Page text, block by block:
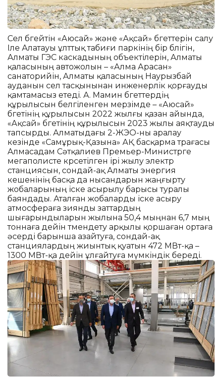
Сел бөгейтін «Аюсай» және «Ақсай» бөгеттерін салу
Іле Алатауы ұлттық табиғи паркінің бір бөлігін,
Алматы ГЭС каскадының объектілерін, Алматы
қаласының автожолын – «Алма Арасан»
санаторийін, Алматы қаласының Наурызбай
ауданын сел тасқынынан инженерлік қорғауды
қамтамасыз етеді. А. Мамин бөгеттердің
құрылысын белгіленген мерзімде – «Аюсай»
бөгетінің құрылысын 2022 жылғы қазан айында,
«Ақсай» бөгетінің құрылысын 2023 жылы аяқтауды
тапсырды. Алматыдағы 2-ЖЭО-ны аралау
кезінде «Самұрық-Қазына» АҚ басқарма төрағасы
Алмасадам Сәтқалиев Премьер-Министрге
мегаполисте көрсетілген ірі жылу электр
станциясын, сондай-ақ Алматы энергия
кешенінің басқа да нысандарын жаңғырту
жобаларының іске асырылу барысы туралы
баяндады. Аталған жобаларды іске асыру
атмосфераға зиянды заттардың
шығарындыларын жылына 50,4 мыңнан 6,7 мың
тоннаға дейін төмендету арқылы қоршаған ортаға
әсерді барынша азайтуға, сондай-ақ
станциялардың жиынтық қуатын 472 МВт-қа –
1300 МВт-қа дейін ұлғайтуға мүмкіндік береді.